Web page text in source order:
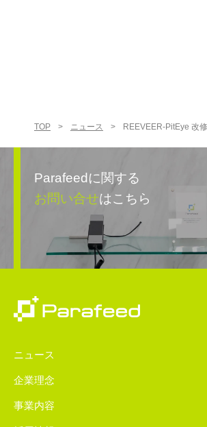
TOP > ニュース > REEVEER-PitEye 改
Parafeedに関する
お問い合せはこちら
ニュース
企業理念
事業内容